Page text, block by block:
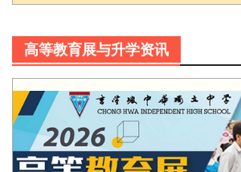
高等教育展与升学资讯